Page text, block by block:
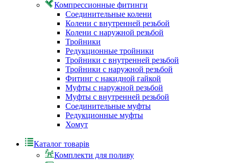
Компрессионные фитинги
Соединительные колени
Колени с внутренней резьбой
Колени с наружной резьбой
Тройники
Редукционные тройники
Тройники с внутренней резьбой
Тройники с наружной резьбой
Фитинг с накидной гайкой
Муфты с наружной резьбой
Муфты с внутренней резьбой
Соединительные муфты
Редукционные муфты
Хомут
Каталог товарів
Комплекти для поливу